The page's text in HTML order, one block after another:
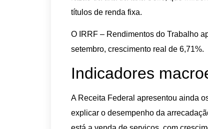
títulos de renda fixa.
O IRRF – Rendimentos do Trabalho
setembro, crescimento real de 6,71%.
Indicadores
A Receita Federal apresentou ainda
explicar o desempenho da